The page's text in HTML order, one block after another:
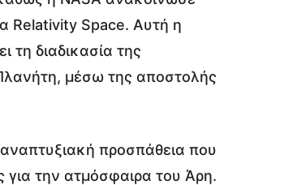
Relativity Space. Αυτή η
τη διαδικασία της
μέσω της αποστολής
προσπάθεια που
για την ατμόσφαιρα του Άρη.